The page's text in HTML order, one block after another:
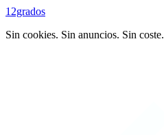
12grados
Sin cookies. Sin anuncios. Sin coste.